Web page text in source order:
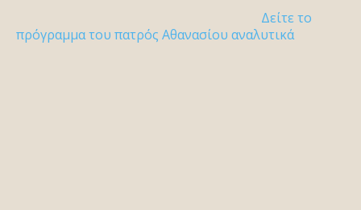
Δείτε το
πρόγραμμα του πατρός Αθανασίου αναλυτικά